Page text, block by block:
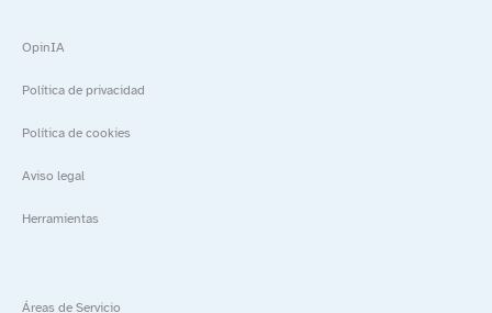
OpinIA
Política de privacidad
Política de cookies
Aviso legal
Herramientas
Áreas de Servicio